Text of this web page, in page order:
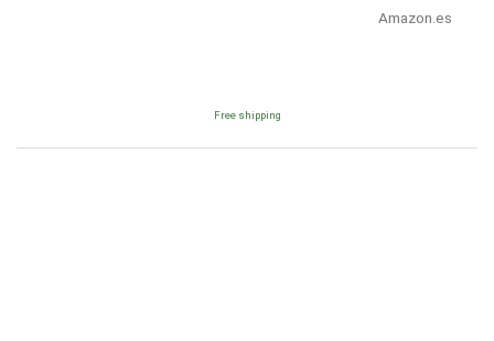
Amazon.es
Free shipping